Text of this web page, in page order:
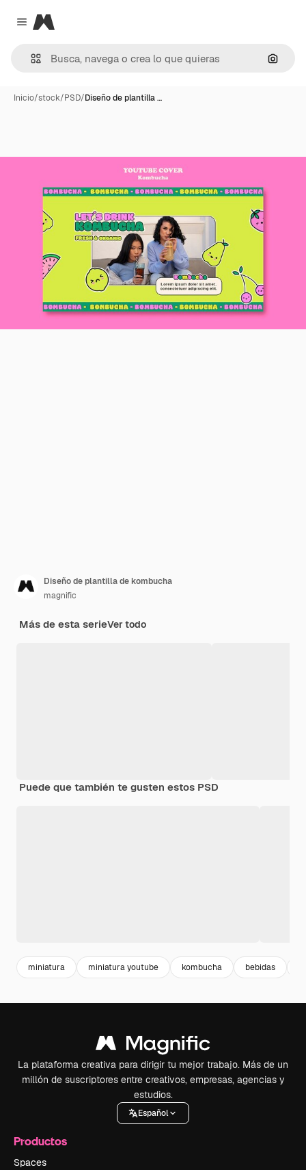
Close menu
Magnific
Inicio/stock/PSD/Diseño de plantilla …
Diseño de plantilla de kombucha
magnific
Más de esta serieVer todo
Puede que también te gusten estos PSD
miniatura miniatura youtube kombucha bebidas
La plataforma creativa para dirigir tu mejor trabajo. Más de un
millón de suscriptores entre creativos, empresas, agencias y
estudios.
Español
Productos
Spaces